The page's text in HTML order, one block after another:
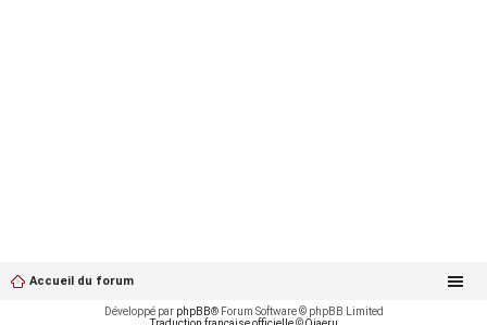
Accueil du forum
Développé par phpBB® Forum Software © phpBB Limited